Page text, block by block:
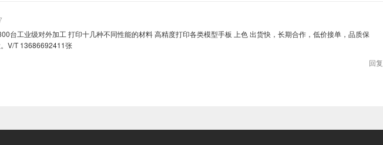
台工业级对外加工 打印十几种不同性能的材料 高精度打印各类模型手板 上色 出货快，长期合作，低价接单，品质保
V/T 13686692411张
回复